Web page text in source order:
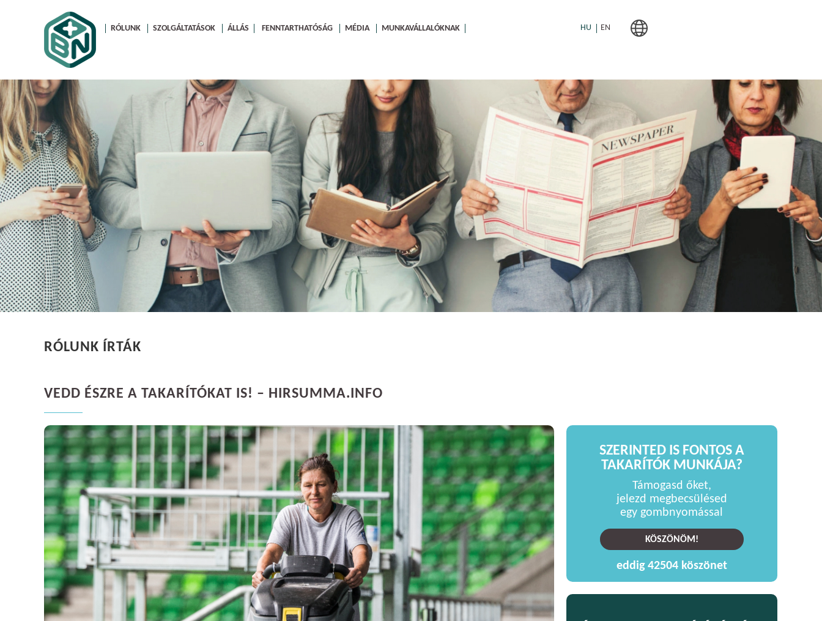
RÓLUNK SZOLGÁLTATÁSOK ÁLLÁS FENNTARTHATÓSÁG MÉDIA MUNKAVÁLLALÓKNAK HU EN
RÓLUNK ÍRTÁK
VEDD ÉSZRE A TAKARÍTÓKAT IS! – HIRSUMMA.INFO
SZERINTED IS FONTOS A
TAKARÍTÓK MUNKÁJA?
Támogasd őket,
jelezd megbecsülésed
egy gombnyomással
KÖSZÖNÖM!
eddig 42504köszönet